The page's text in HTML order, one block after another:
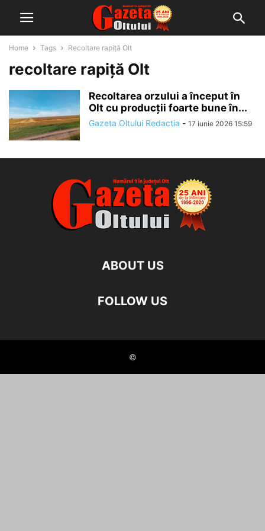
Home Tags Recoltare rapiță Olt
recoltare rapiță Olt
Recoltarea orzului a început în
Olt cu producții foarte bune în...
Gazeta Oltului Redactia - 17 iunie 2026 15:59
ABOUT US
FOLLOW US
©